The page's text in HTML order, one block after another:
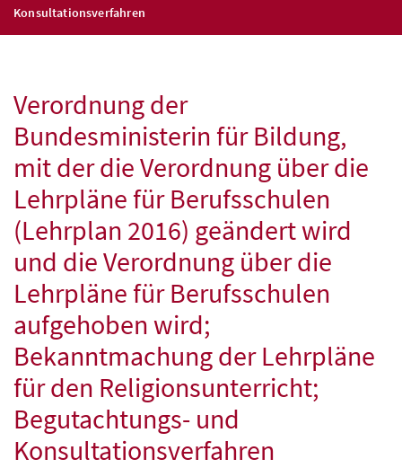
Konsultationsverfahren
Verordnung der
Bundesministerin für Bildung,
mit der die Verordnung über die
Lehrpläne für Berufsschulen
(Lehrplan 2016) geändert wird
und die Verordnung über die
Lehrpläne für Berufsschulen
aufgehoben wird;
Bekanntmachung der Lehrpläne
für den Religionsunterricht;
Begutachtungs- und
Konsultationsverfahren